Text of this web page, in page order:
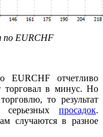
по EURCHF
EURCHF отчетливо
торговал в минус. Но
то результат
просадок.
случаются в разное